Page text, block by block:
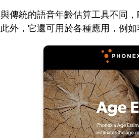
與傳統的語音年齡估算工具不同
此外，它還可用於各種應用，例